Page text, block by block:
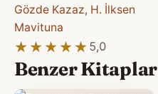
Gözde Kazaz, H. İlksen
Mavituna
★★★★★
★★★★★ 5,0
Benzer Kitaplar